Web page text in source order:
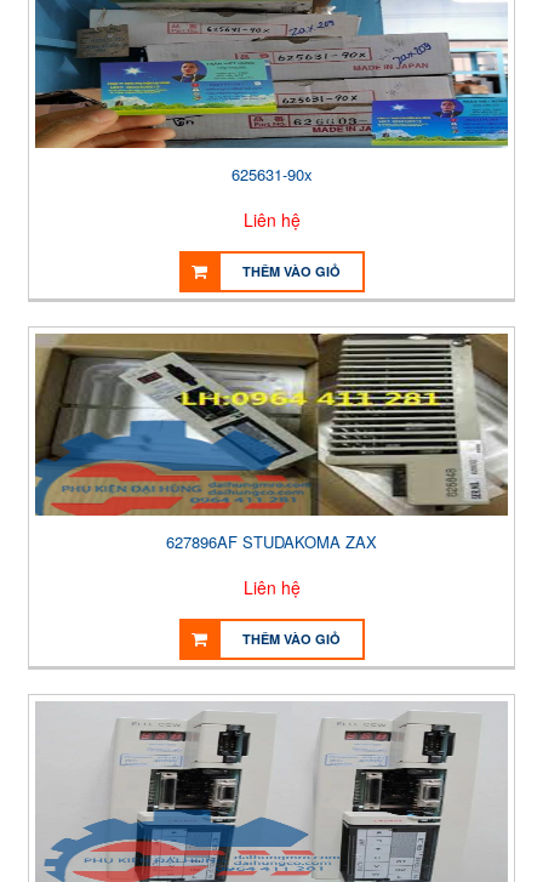
625631-90x
Liên hệ
THÊM VÀO GIỎ
627896AF STUDAKOMA ZAX
Liên hệ
THÊM VÀO GIỎ